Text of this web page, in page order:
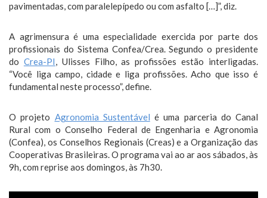
pavimentadas, com paralelepípedo ou com asfalto […]”, diz.
A agrimensura é uma especialidade exercida por parte dos
profissionais do Sistema Confea/Crea. Segundo o presidente
do Crea-PI, Ulisses Filho, as profissões estão interligadas.
“Você liga campo, cidade e liga profissões. Acho que isso é
fundamental neste processo”, define.
O projeto Agronomia Sustentável é uma parceria do Canal
Rural com o Conselho Federal de Engenharia e Agronomia
(Confea), os Conselhos Regionais (Creas) e a Organização das
Cooperativas Brasileiras. O programa vai ao ar aos sábados, às
9h, com reprise aos domingos, às 7h30.